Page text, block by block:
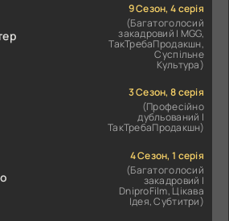
9 Сезон, 4 серія
(Багатоголосий
закадровий | MGG,
ТакТребаПродакшн,
Суспільне
Культура)
3 Сезон, 8 серія
(Професійно
дубльований |
ТакТребаПродакшн)
4 Сезон, 1 серія
(Багатоголосий
закадровий |
DniproFilm, Цікава
Ідея, Субтитри)